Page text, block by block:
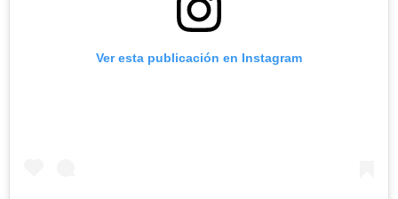
Ver esta publicación en Instagram